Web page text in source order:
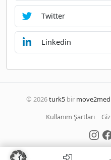
Twitter
Linkedin
© 2026turk5 bir
Kullanım Şartları